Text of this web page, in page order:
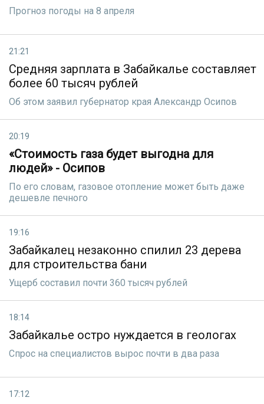
Прогноз погоды на 8 апреля
21:21
Средняя зарплата в Забайкалье составляет
более 60 тысяч рублей
Об этом заявил губернатор края Александр Осипов
20:19
«Стоимость газа будет выгодна для
людей» - Осипов
По его словам, газовое отопление может быть даже
дешевле печного
19:16
Забайкалец незаконно спилил 23 дерева
для строительства бани
Ущерб составил почти 360 тысяч рублей
18:14
Забайкалье остро нуждается в геологах
Спрос на специалистов вырос почти в два раза
17:12